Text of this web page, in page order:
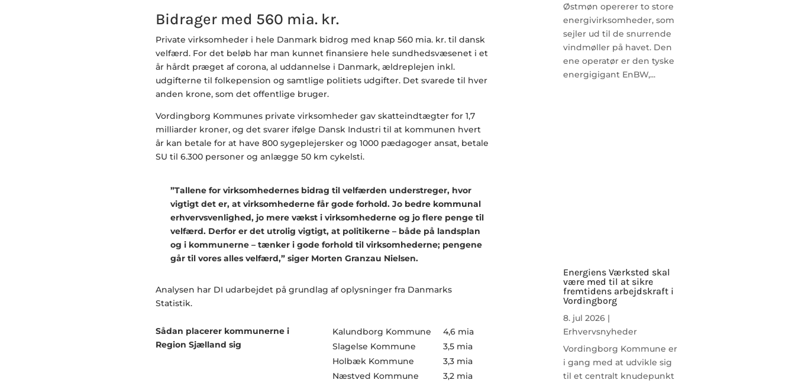
Bidrager med 560 mia. kr.
Private virksomheder i hele Danmark bidrog med knap 560 mia. kr. til dansk
velfærd. For det beløb har man kunnet finansiere hele sundhedsvæsenet i et
år hårdt præget af corona, al uddannelse i Danmark, ældreplejen inkl.
udgifterne til folkepension og samtlige politiets udgifter. Det svarede til hver
anden krone, som det offentlige bruger.
Vordingborg Kommunes private virksomheder gav skatteindtægter for 1,7
milliarder kroner, og det svarer ifølge Dansk Industri til at kommunen hvert
år kan betale for at have 800 sygeplejersker og 1000 pædagoger ansat, betale
SU til 6.300 personer og anlægge 50 km cykelsti.
”Tallene for virksomhedernes bidrag til velfærden understreger, hvor
vigtigt det er, at virksomhederne får gode forhold. Jo bedre kommunal
erhvervsvenlighed, jo mere vækst i virksomhederne og jo flere penge til
velfærd. Derfor er det utrolig vigtigt, at politikerne – både på landsplan
og i kommunerne – tænker i gode forhold til virksomhederne; pengene
går til vores alles velfærd,” siger Morten Granzau Nielsen.
Analysen har DI udarbejdet på grundlag af oplysninger fra Danmarks
Statistik.
Sådan placerer kommunerne i
Region Sjælland sig
Kalundborg Kommune
4,6 mia
Slagelse Kommune
3,5 mia
Holbæk Kommune
3,3 mia
Næstved Kommune
3,2 mia
Østmøn opererer to store
energivirksomheder, som
sejler ud til de snurrende
vindmøller på havet. Den
ene operatør er den tyske
energigigant EnBW,...
Energiens Værksted skal
være med til at sikre
fremtidens arbejdskraft i
Vordingborg
8. jul 2026|
Erhvervsnyheder
Vordingborg Kommune er
i gang med at udvikle sig
til et centralt knudepunkt